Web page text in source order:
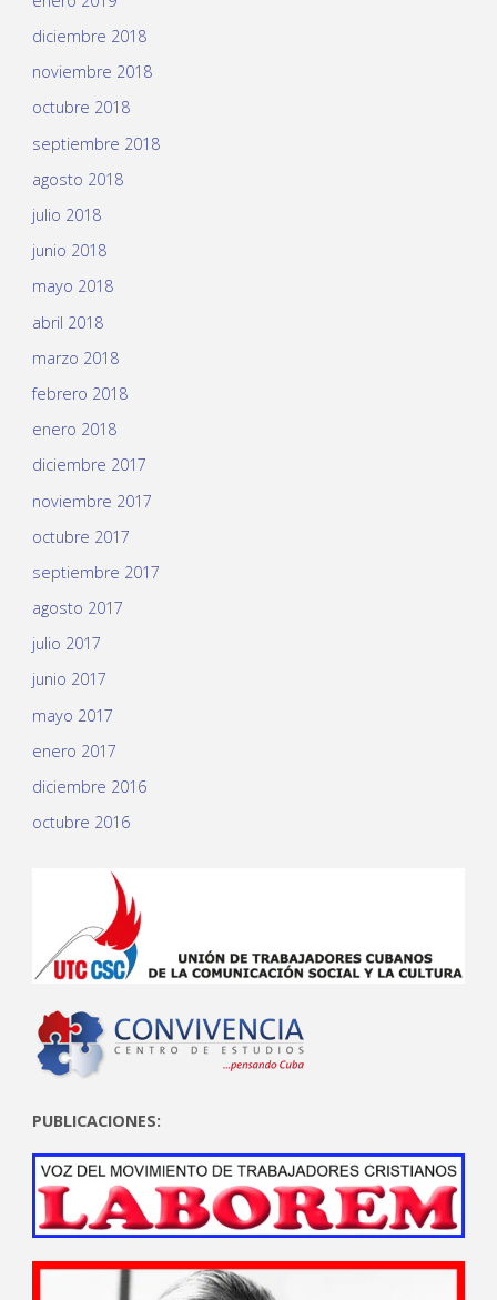
diciembre 2018
noviembre 2018
octubre 2018
septiembre 2018
agosto 2018
julio 2018
junio 2018
mayo 2018
abril 2018
marzo 2018
febrero 2018
enero 2018
diciembre 2017
noviembre 2017
octubre 2017
septiembre 2017
agosto 2017
julio 2017
junio 2017
mayo 2017
enero 2017
diciembre 2016
octubre 2016
PUBLICACIONES: